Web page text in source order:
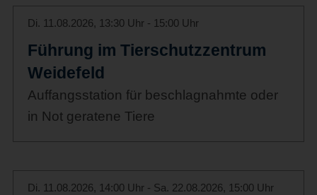
Di. 11.08.2026, 13:30 Uhr - 15:00 Uhr
Führung im Tierschutzzentrum
Weidefeld
Auffangsstation für beschlagnahmte oder
in Not geratene Tiere
Di. 11.08.2026, 14:00 Uhr - Sa. 22.08.2026, 15:00 Uhr